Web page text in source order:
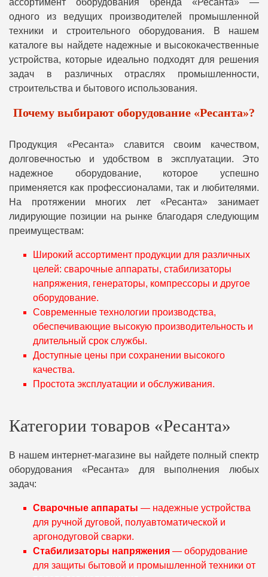
ассортимент оборудования бренда «Ресанта» —
одного из ведущих производителей промышленной
техники и строительного оборудования. В нашем
каталоге вы найдете надежные и высококачественные
устройства, которые идеально подходят для решения
задач в различных отраслях промышленности,
строительства и бытового использования.
Почему выбирают оборудование «Ресанта»?
Продукция «Ресанта» славится своим качеством,
долговечностью и удобством в эксплуатации. Это
надежное оборудование, которое успешно
применяется как профессионалами, так и любителями.
На протяжении многих лет «Ресанта» занимает
лидирующие позиции на рынке благодаря следующим
преимуществам:
Широкий ассортимент продукции для различных
целей: сварочные аппараты, стабилизаторы
напряжения, генераторы, компрессоры и другое
оборудование.
Современные технологии производства,
обеспечивающие высокую производительность и
длительный срок службы.
Доступные цены при сохранении высокого
качества.
Простота эксплуатации и обслуживания.
Категории товаров «Ресанта»
В нашем интернет-магазине вы найдете полный спектр
оборудования «Ресанта» для выполнения любых
задач:
Сварочные аппараты — надежные устройства
для ручной дуговой, полуавтоматической и
аргонодуговой сварки.
Стабилизаторы напряжения — оборудование
для защиты бытовой и промышленной техники от